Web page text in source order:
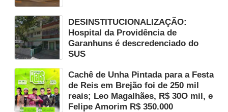
DESINSTITUCIONALIZAÇÃO:
Hospital da Providência de
Garanhuns é descredenciado do
SUS
Cachê de Unha Pintada para a Festa
de Reis em Brejão foi de 250 mil
reais; Leo Magalhães, R$ 30O mil, e
Felipe Amorim R$ 350.000